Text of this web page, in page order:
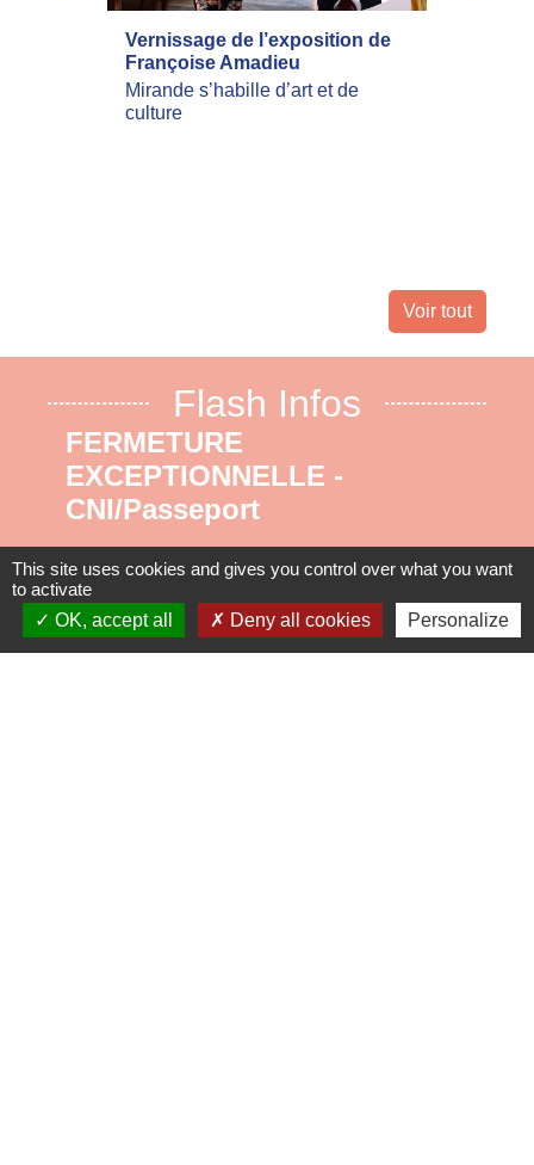
Vernissage de l’exposition de
Françoise Amadieu
Mirande s’habille d’art et de
culture
Voir tout
Flash Infos
FERMETURE
EXCEPTIONNELLE -
CNI/Passeport
Du 17 au 31 août 2026 inclus. Nous
vous remercions pour votre
compréhension.
This site uses cookies and gives you control over what you want
to activate
OK, accept all
Deny all cookies Personalize